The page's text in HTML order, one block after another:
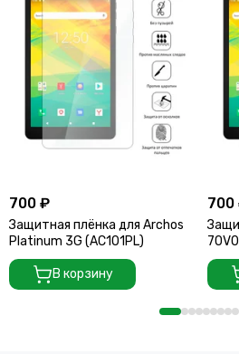
700 ₽
Защитная плёнка для Archos
Platinum 3G (AC101PL)
В корзину
700